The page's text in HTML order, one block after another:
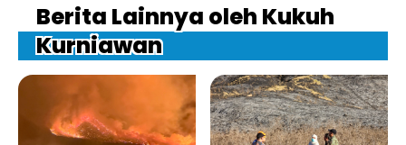
Berita Lainnya oleh Kukuh
Kurniawan